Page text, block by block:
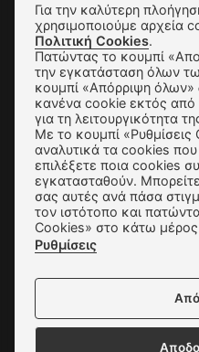
Τρόποι
Όροι
Δεχόμαστε όλες
Για την καλύτερη
χρησιμοποιούμε αρχεία
Πολιτική Cookies.
Πατώντας το κουμπί «Αποδοχή όλων» αποδέχεστε
την εγκατάσταση όλων
κουμπί «Απόρριψη όλων»
κανένα cookie εκτός
για τη λειτουργικότητα
Με το κουμπί «Ρυθμίσεις
αναλυτικά τα cookies
επιλέξετε ποια cookies
εγκατασταθούν.
σας αυτές ανά πάσα
τον ιστότοπο και
Cookies» στο κάτω μέρος
Ρυθμίσεις